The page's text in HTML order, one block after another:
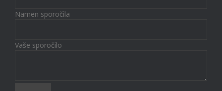
Namen sporočila
Vaše sporočilo